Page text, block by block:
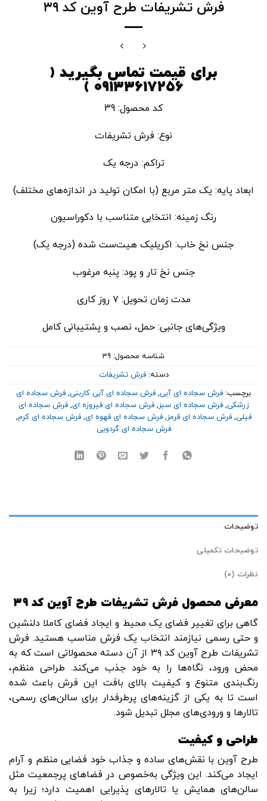
فرش تشریفات طرح آوین کد ۳۹
برای قیمت تماس بگیرید (
۰۹۱۳۳۶۱۷۲۵۶ )
کد محصول: 39
نوع: فرش تشریفات
تراکم: درجه یک
ابعاد پایه: یک متر مربع (با امکان تولید در اندازه‌های مختلف)
رنگ زمینه: انتخابی متناسب با دکوراسیون
جنس نخ خاب: اکریلیک هیت‌ست شده (درجه یک)
جنس نخ تار و پود: پنبه مرغوب
مدت زمان تحویل: ۷ روز کاری
ویژگی‌های جانبی: حمل، نصب و پشتیبانی کامل
شناسه محصول: 39
دسته:فرش تشریفات
برچسب: فرش سجاده ای آبی, فرش سجاده ای آبی کاربنی, فرش سجاده ای
زرشکی,فرش سجاده ای سبز,فرش سجاده ای فیروزه ای,فرش سجاده ای
فیلی,فرش سجاده ای قرمز,فرش سجاده ای قهوه ای,فرش سجاده ای کرم,
فرش سجاده ای گردویی
توضیحات
توضیحات تکمیلی
نظرات (0)
معرفی محصول فرش تشریفات طرح آوین کد ۳۹
گاهی برای تغییر فضای یک محیط و ایجاد فضای کاملا دلنشین
و حتی رسمی نیازمند انتخاب یک فرش مناسب هستید. فرش
تشریفات طرح آوین کد ۳۹ از آن دسته محصولاتی است که به
محض ورود، نگاه‌ها را به خود جذب می‌کند. طراحی منظم،
رنگ‌بندی متنوع و کیفیت بالای بافت این فرش باعث شده
است تا به یکی از گزینه‌های پرطرفدار برای سالن‌های رسمی،
تالارها و ورودی‌های مجلل تبدیل شود.
طراحی و کیفیت
طرح آوین با نقش‌های ساده و جذاب خود فضایی منظم و آرام
ایجاد می‌کند. این ویژگی به‌خصوص در فضاهای پرجمعیت مثل
سالن‌های همایش یا تالارهای پذیرایی اهمیت دارد؛ زیرا به